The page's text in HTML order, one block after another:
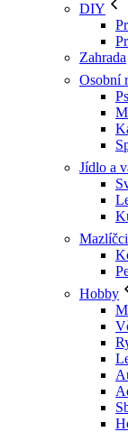
DIY
Zahrada
Osobní
Jídlo a
Mazlíčci
Hobby